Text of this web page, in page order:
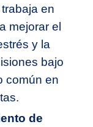
en
mejorar el
y la
bajo
común en
de